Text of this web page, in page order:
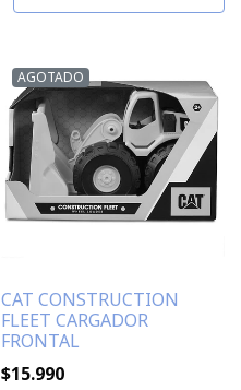
AGOTADO
CAT CONSTRUCTION
FLEET CARGADOR
FRONTAL
$15.990